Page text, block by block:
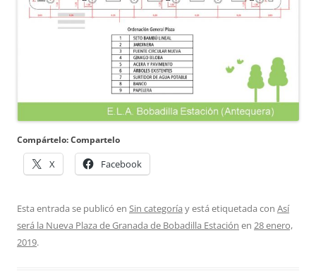
Compártelo: Compartelo
X Facebook
Esta entrada se publicó en Sin categoría y está etiquetada con Así
será la Nueva Plaza de Granada de Bobadilla Estación en 28 enero,
2019.